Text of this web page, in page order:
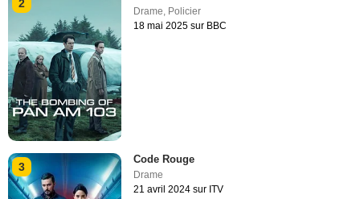
2
Drame, Policier
18 mai 2025 sur BBC
3
Code Rouge
Drame
21 avril 2024 sur ITV